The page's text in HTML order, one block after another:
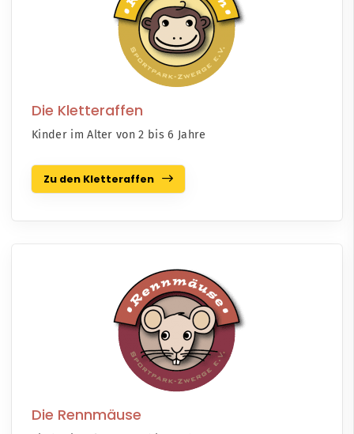
Die Kletteraffen
Kinder im Alter von 2 bis 6 Jahre
Zu den Kletteraffen
Die Rennmäuse